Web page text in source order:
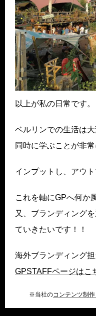
以上が私の日常です。
ベルリンでの生活は
同時に学ぶことが非常
インプットし、アウト
これを軸にGPへ何か
又、ブランディング
ていきたいです！！
海外ブランディング
GPSTAFFページはこ
※当社のコンテンツ制